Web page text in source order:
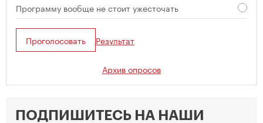
Программу вообще не стоит ужесточать
Проголосовать Результат
Архив опросов
ПОДПИШИТЕСЬ НА НАШИ